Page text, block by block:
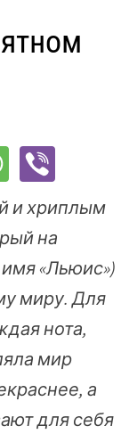
и хриплым
на
«Льюис»)
миру. Для
нота,
мир
а
для себя